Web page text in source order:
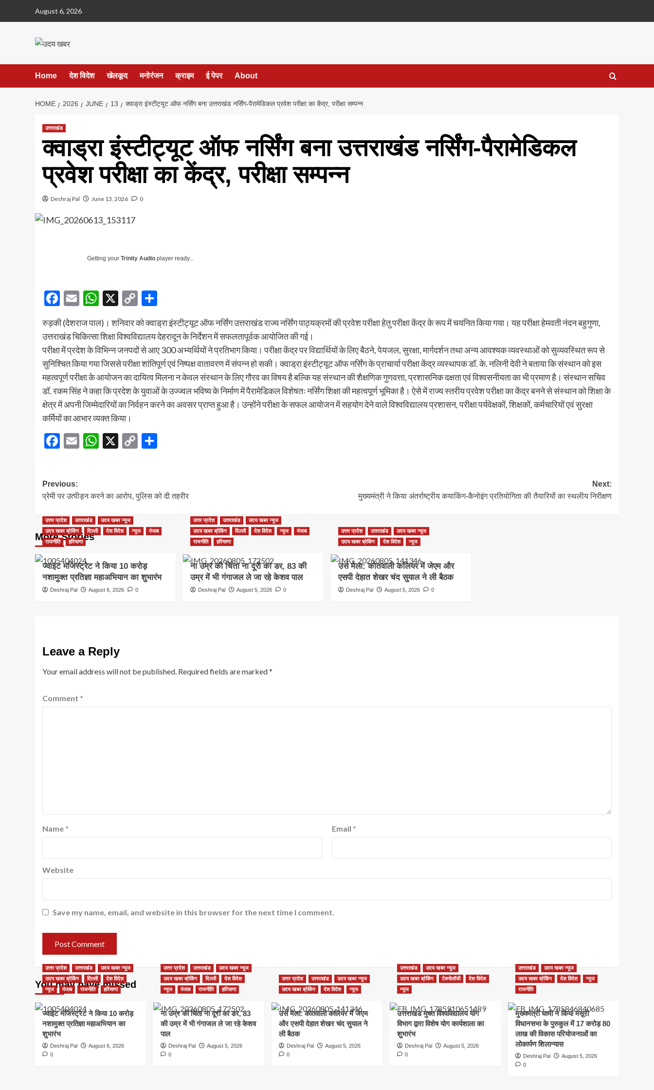
August 6, 2026
Home देश विदेश खेलकूद मनोरंजन क्राइम ई पेपर About
HOME 2026 JUNE 13 क्वाड्रा इंस्टीट्यूट ऑफ नर्सिंग बना उत्तराखंड नर्सिंग-पैरामेडिकल प्रवेश परीक्षा का केंद्र, परीक्षा सम्पन्न
उत्तराखंड
क्वाड्रा इंस्टीट्यूट ऑफ नर्सिंग बना उत्तराखंड नर्सिंग-पैरामेडिकल
प्रवेश परीक्षा का केंद्र, परीक्षा सम्पन्न
Deshraj Pal June 13, 2026 0
Getting your Trinity Audio player ready...
Facebook
EmailWhatsApp
X
Copy
Link
रुड़की (देशराज पाल)। शनिवार को क्वाड्रा इंस्टीट्यूट ऑफ नर्सिंग उत्तराखंड राज्य नर्सिंग पाठ्यक्रमों की प्रवेश परीक्षा हेतु परीक्षा केंद्र के रूप में चयनित किया गया। यह परीक्षा हेमवती नंदन बहुगुणा,
उत्तराखंड चिकित्सा शिक्षा विश्वविद्यालय देहरादून के निर्देशन में सफलतापूर्वक आयोजित की गई।
परीक्षा में प्रदेश के विभिन्न जनपदों से आए 300 अभ्यर्थियों ने प्रतिभाग किया। परीक्षा केंद्र पर विद्यार्थियों के लिए बैठने, पेयजल, सुरक्षा, मार्गदर्शन तथा अन्य आवश्यक व्यवस्थाओं को सुव्यवस्थित रूप से
सुनिश्चित किया गया जिससे परीक्षा शांतिपूर्ण एवं निष्पक्ष वातावरण में संपन्न हो सकी। क्वाड्रा इंस्टीट्यूट ऑफ नर्सिंग के प्राचार्या परीक्षा केंद्र व्यस्थापक डॉ. के. नलिनी देवी ने बताया कि संस्थान को इस
महत्वपूर्ण परीक्षा के आयोजन का दायित्व मिलना न केवल संस्थान के लिए गौरव का विषय है बल्कि यह संस्थान की शैक्षणिक गुणवत्ता, प्रशासनिक दक्षता एवं विश्वसनीयता का भी प्रमाण है। संस्थान सचिव
डॉ. रकम सिंह ने कहा कि प्रदेश के युवाओं के उज्ज्वल भविष्य के निर्माण में पैरामेडिकल विशेषतः नर्सिंग शिक्षा की महत्वपूर्ण भूमिका है। ऐसे में राज्य स्तरीय प्रवेश परीक्षा का केंद्र बनने से संस्थान को शिक्षा के
क्षेत्र में अपनी जिम्मेदारियों का निर्वहन करने का अवसर प्राप्त हुआ है। उन्होंने परीक्षा के सफल आयोजन में सहयोग देने वाले विश्वविद्यालय प्रशासन, परीक्षा पर्यवेक्षकों, शिक्षकों, कर्मचारियों एवं सुरक्षा
कर्मियों का आभार व्यक्त किया।
Facebook
EmailWhatsApp
X
Copy
Post
navigation
Previous:
प्रेमी पर उत्पीड़न करने का आरोप, पुलिस को दी तहरीर
Next:
मुख्यमंत्री ने किया अंतर्राष्ट्रीय कयाकिंग-कैनोइंग प्रतियोगिता की तैयारियों का स्थलीय निरीक्षण
More Stories
उत्तर प्रदेश उत्तराखंड
उदय खबर न्यूज
उदय खबर ब्रेकिंग
दिल्ली देश विदेश न्यूज
पंजाब
राजनीति
हरियाणा
ज्वाइंट मजिस्ट्रेट ने किया 10 करोड़
नशामुक्त प्रतिज्ञा महाअभियान का शुभारंभ
Deshraj Pal August 6, 2026 0
उत्तर प्रदेश उत्तराखंड
उदय खबर न्यूज
उदय खबर ब्रेकिंग
दिल्ली देश विदेश न्यूज
पंजाब
राजनीति
हरियाणा
ना उम्र की चिंता ना दूरी का डर, 83 की
उम्र में भी गंगाजल ले जा रहे केशव पाल
Deshraj Pal August 5, 2026 0
उत्तर प्रदेश उत्तराखंड
उदय खबर न्यूज
उदय खबर ब्रेकिंग
देश विदेश न्यूज
उर्स मेला: कोतवाली कलियर में जेएम और
एसपी देहात शेखर चंद सुयाल ने ली बैठक
Deshraj Pal August 5, 2026 0
Leave a Reply
Your email address will not be published. Required fields are marked*
Comment *
Name * Email *
Website
Save my name, email, and website in this browser for the next time I comment.
You may have missed
उत्तर प्रदेश उत्तराखंड
उदय खबर न्यूज
उदय खबर ब्रेकिंग
दिल्ली
देश विदेश
न्यूज
पंजाब राजनीति हरियाणा
ज्वाइंट मजिस्ट्रेट ने किया 10 करोड़
नशामुक्त प्रतिज्ञा महाअभियान का
शुभारंभ
Deshraj Pal
August 6, 2026
0
उत्तर प्रदेश उत्तराखंड
उदय खबर न्यूज
उदय खबर ब्रेकिंग
दिल्ली
देश विदेश
न्यूज
पंजाब राजनीति हरियाणा
ना उम्र की चिंता ना दूरी का डर, 83
की उम्र में भी गंगाजल ले जा रहे केशव
पाल
Deshraj Pal
August 5, 2026
0
उत्तर प्रदेश उत्तराखंड
उदय खबर न्यूज
उदय खबर ब्रेकिंग
देश विदेश न्यूज
उर्स मेला: कोतवाली कलियर में जेएम
और एसपी देहात शेखर चंद सुयाल ने
ली बैठक
Deshraj Pal
August 5, 2026
0
उत्तराखंड
उदय खबर न्यूज
उदय खबर ब्रेकिंग
टेक्नोलॉजी
देश विदेश
न्यूज
उत्तराखंड मुक्त विश्वविद्यालय योग
विभाग द्वारा विशेष योग कार्यशाला का
शुभारंभ
Deshraj Pal
August 5, 2026
0
उत्तराखंड
उदय खबर न्यूज
उदय खबर ब्रेकिंग
देश विदेश
न्यूज
राजनीति
मुख्यमंत्री धामी ने किया मसूरी
विधानसभा के पुरुकुल में 17 करोड़ 80
लाख की विकास परियोजनाओं का
लोकार्पण शिलान्यास
Deshraj Pal
August 5, 2026
0